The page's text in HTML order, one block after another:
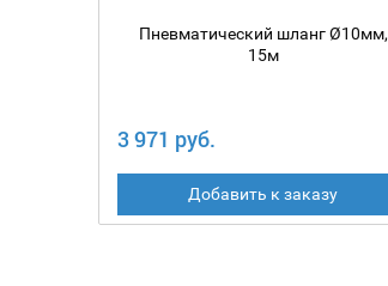
Пневматический шланг Ø10мм,
15м
3 971 руб.
Добавить к заказу